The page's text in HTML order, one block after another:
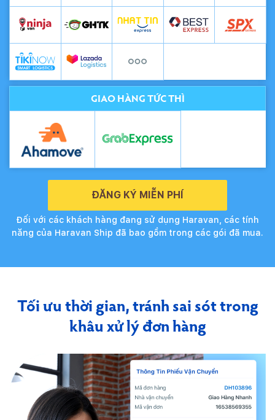
GIAO HÀNG TỨC THÌ
ĐĂNG KÝ MIỄN PHÍ
Đối với các khách hàng đang sử dụng Haravan, các tính
năng của Haravan Ship đã bao gồm trong các gói đã mua.
Tối ưu thời gian, tránh sai sót trong
khâu xử lý đơn hàng